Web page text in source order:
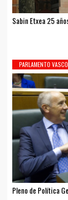
Sabin Etxea 25
PARLAMENTO VASCO
Pleno de Política